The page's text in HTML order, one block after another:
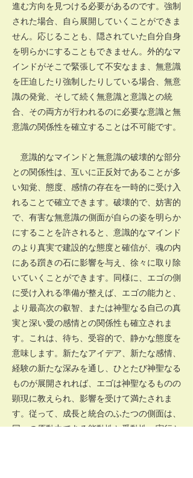
進む方向を見つける必要があるのです。強制
された場合、自ら展開していくことができま
せん。応じることも、隠されていた自分自身
を明らかにすることもできません。外的なマ
インドがそこで緊張して不安なまま、無意識
を圧迫したり強制したりしている場合、無意
識の発覚、そして続く無意識と意識との統
合、その両方が行われるのに必要な意識と無
意識の関係性を確立することは不可能です。
意識的なマインドと無意識の破壊的な部分
との関係性は、互いに正反対であることが多
い知覚、態度、感情の存在を一時的に受け入
れることで確立できます。破壊的で、妨害的
で、有害な無意識の側面が自らの姿を明らか
にすることを許されると、意識的なマインド
のより真実で建設的な態度と確信が、魂の内
にある躓きの石に影響を与え、徐々に取り除
いていくことができます。同様に、エゴの側
に受け入れる準備が整えば、エゴの能力と、
より最高次の叡智、または神聖なる自己の真
実と深い愛の感情との関係性も確立されま
す。これは、待ち、受容的で、静かな態度を
意味します。新たなアイデア、新たな感情、
経験の新たな深みを通し、ひとたび神聖なる
ものが展開されれば、エゴは神聖なるものの
顕現に教えられ、影響を受けて満たされま
す。従って、成長と統合のふたつの側面は、
同一の原動力である能動性と受動性、実行と